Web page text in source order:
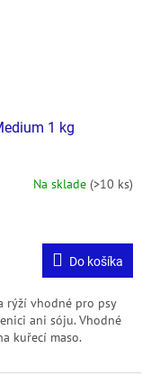
1 kg
Na sklade (>10 ks)
Do košíka
rýží vhodné pro psy
ani sóju. Vhodné
kuřecí maso.